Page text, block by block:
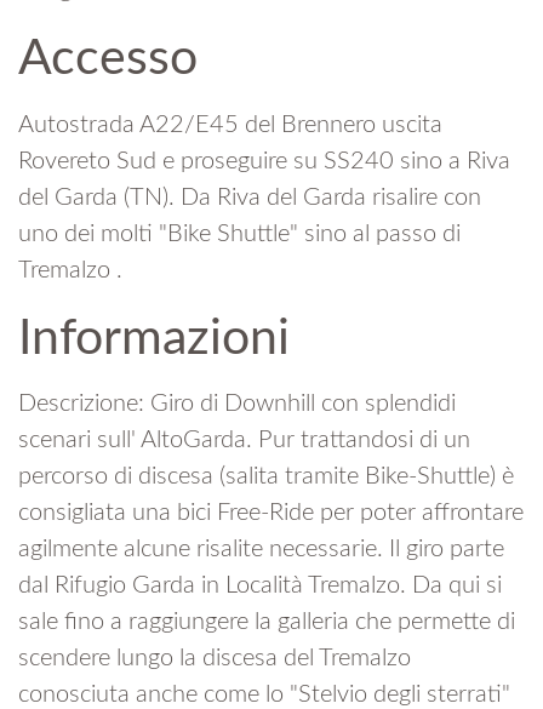
Accesso
Autostrada A22/E45 del Brennero uscita
Rovereto Sud e proseguire su SS240 sino a Riva
del Garda (TN). Da Riva del Garda risalire con
uno dei molti "Bike Shuttle" sino al passo di
Tremalzo .
Informazioni
Descrizione: Giro di Downhill con splendidi
scenari sull' AltoGarda. Pur trattandosi di un
percorso di discesa (salita tramite Bike-Shuttle) è
consigliata una bici Free-Ride per poter affrontare
agilmente alcune risalite necessarie. Il giro parte
dal Rifugio Garda in Località Tremalzo. Da qui si
sale fino a raggiungere la galleria che permette di
scendere lungo la discesa del Tremalzo
conosciuta anche come lo "Stelvio degli sterrati"